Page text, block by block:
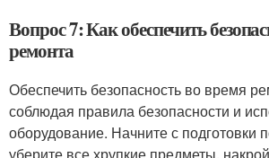
Вопрос 7: Как обеспечить
ремонта
Обеспечить безопасность во время
соблюдая правила безопасности и
оборудование. Начните с подготовки